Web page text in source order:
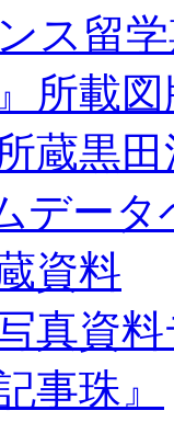
ス留
所載
蔵黒
データ
資料
真資
事珠』